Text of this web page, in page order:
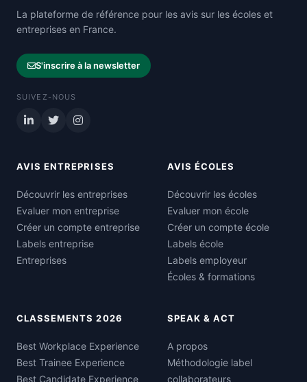
La plateforme de référence pour les avis sur les écoles et
entreprises en France.
S'inscrire à la newsletter
SUIVEZ-NOUS
AVIS ENTREPRISES
Découvrir les entreprises
Evaluer mon entreprise
Créer un compte entreprise
Labels entreprise
Entreprises
AVIS ÉCOLES
Découvrir les écoles
Evaluer mon école
Créer un compte école
Labels école
Labels employeur
Écoles & formations
CLASSEMENTS 2026
Best Workplace Experience
Best Trainee Experience
Best Candidate Experience
SPEAK & ACT
A propos
Méthodologie label
collaborateurs